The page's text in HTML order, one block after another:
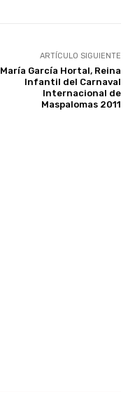
ARTÍCULO SIGUIENTE
María García Hortal, Reina
Infantil del Carnaval
Internacional de
Maspalomas 2011